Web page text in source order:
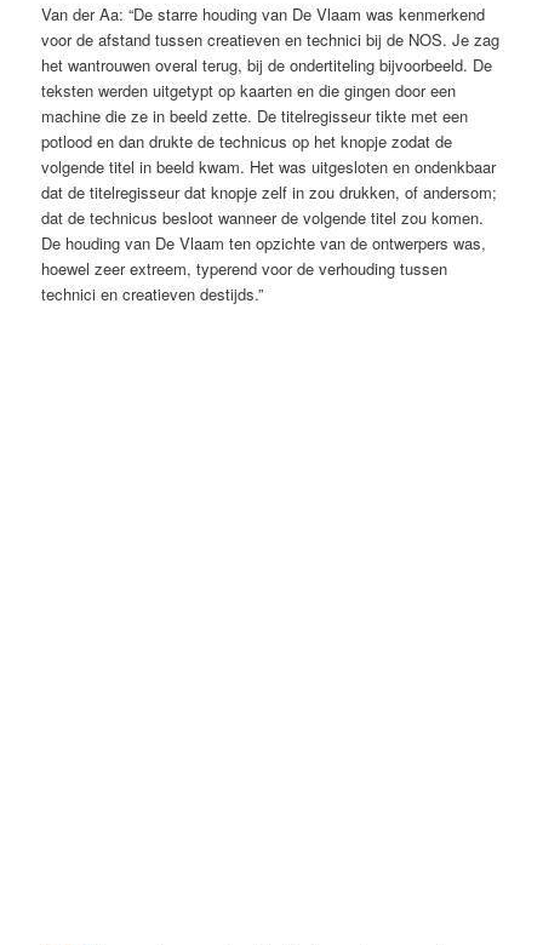
Van der Aa: “De starre houding van De Vlaam was kenmerkend
voor de afstand tussen creatieven en technici bij de NOS. Je zag
het wantrouwen overal terug, bij de ondertiteling bijvoorbeeld. De
teksten werden uitgetypt op kaarten en die gingen door een
machine die ze in beeld zette. De titelregisseur tikte met een
potlood en dan drukte de technicus op het knopje zodat de
volgende titel in beeld kwam. Het was uitgesloten en ondenkbaar
dat de titelregisseur dat knopje zelf in zou drukken, of andersom;
dat de technicus besloot wanneer de volgende titel zou komen.
De houding van De Vlaam ten opzichte van de ontwerpers was,
hoewel zeer extreem, typerend voor de verhouding tussen
technici en creatieven destijds.”